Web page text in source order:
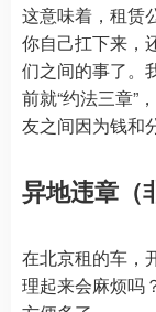
这意味着，租赁
你自己扛下来，
们之间的事了。
前就“约法三章”
友之间因为钱和
异地违章（
在北京租的车，
理起来会麻烦吗